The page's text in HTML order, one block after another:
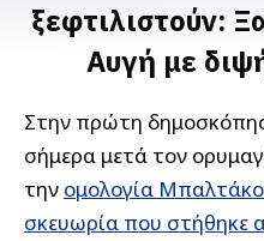
ξεφτιλιστούν:
Αυγή με
Στην πρώτη
σήμερα μετά τον
την ομολογία
σκευωρία που στήθηκε